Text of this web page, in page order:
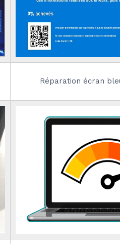
Réparation écran